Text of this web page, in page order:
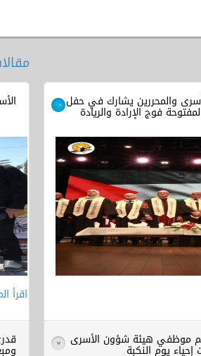
والمحررين يشارك في حفل
فوج الإرادة والريادة >
موظفي هيئة شؤون الأسرى
يوم النكبة >
اقرأ